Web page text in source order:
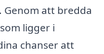
att bredda
ligger i
chanser att